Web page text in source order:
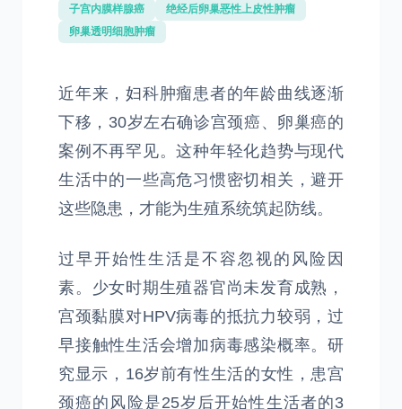
子宫内膜样腺癌
绝经后卵巢恶性上皮性肿瘤
卵巢透明细胞肿瘤
近年来，妇科肿瘤患者的年龄曲线逐渐
下移，30岁左右确诊宫颈癌、卵巢癌的
案例不再罕见。这种年轻化趋势与现代
生活中的一些高危习惯密切相关，避开
这些隐患，才能为生殖系统筑起防线。
过早开始性生活是不容忽视的风险因
素。少女时期生殖器官尚未发育成熟，
宫颈黏膜对HPV病毒的抵抗力较弱，过
早接触性生活会增加病毒感染概率。研
究显示，16岁前有性生活的女性，患宫
颈癌的风险是25岁后开始性生活者的3